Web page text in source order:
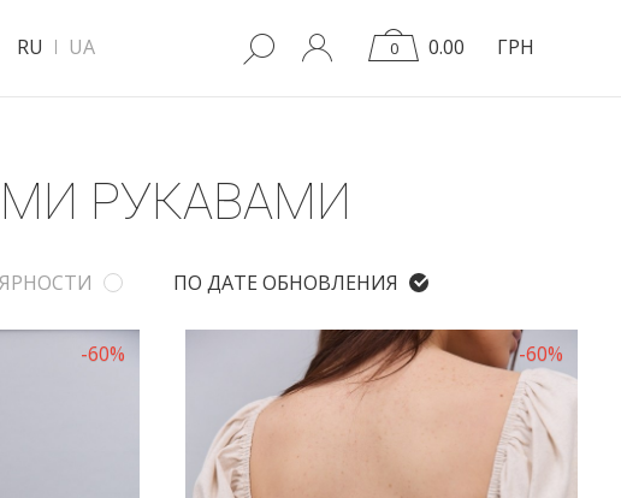
RU UA 0 0.00 ГРН
РУКАВАМИ
ПО ДАТЕ ОБНОВЛЕНИЯ
-60% -60%